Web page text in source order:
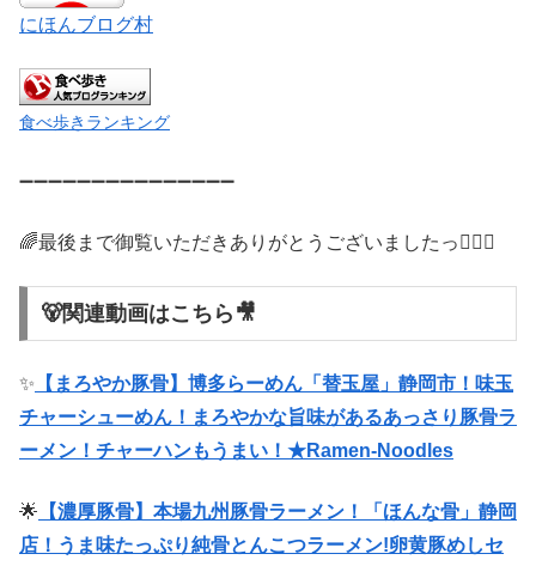
にほんブログ村
食べ歩きランキング
➖➖➖➖➖➖➖➖➖➖➖➖➖➖➖
🌈最後まで御覧いただきありがとうございましたっ🙇🏻‍♂️
🐻関連動画はこちら🎥
✨ 【まろやか豚骨】博多らーめん「替玉屋」静岡市！味玉
チャーシューめん！まろやかな旨味が‌あるあっさり豚骨ラ
ーメン！チャーハンもうまい！★Ramen-Noodles
🌟 【濃厚豚骨】本場九州豚骨ラーメン！「ほんな骨」静岡
店！うま味たっぷり純骨とんこつラーメン!卵黄豚めしセ